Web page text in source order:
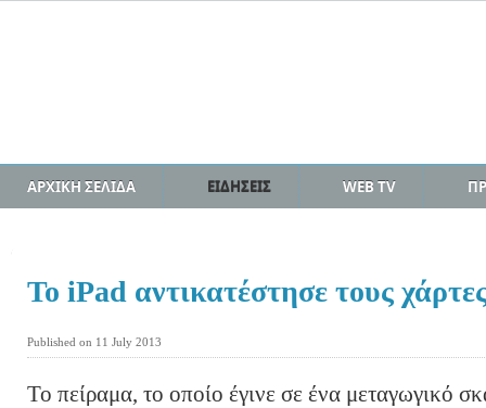
ΑΡΧΙΚΗ ΣΕΛΙΔΑ ΕΙΔΗΣΕΙΣ WEB TV
To iPad αντικατέστησε τους
Published on 11 July 2013
Το πείραμα, το οποίο έγινε σε ένα μεταγωγικό